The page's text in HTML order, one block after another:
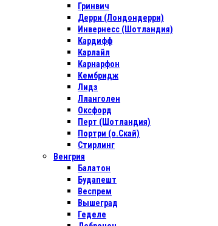
Гринвич
Дерри (Лондондерри)
Инвернесс (Шотландия)
Кардифф
Карлайл
Карнарфон
Кембридж
Лидз
Лланголен
Оксфорд
Перт (Шотландия)
Портри (о.Скай)
Стирлинг
Венгрия
Балатон
Будапешт
Веспрем
Вышеград
Геделе